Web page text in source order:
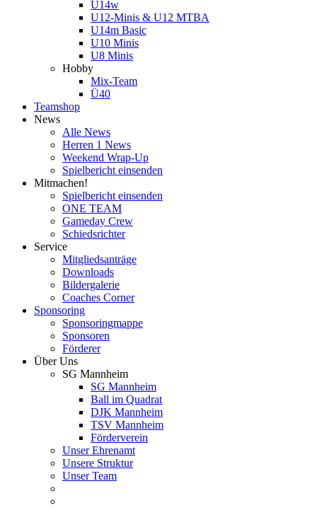
U14w
U12-Minis & U12 MTBA
U14m Basic
U10 Minis
U8 Minis
Hobby
Mix-Team
Ü40
Teamshop
News
Alle News
Herren 1 News
Weekend Wrap-Up
Spielbericht einsenden
Mitmachen!
Spielbericht einsenden
ONE TEAM
Gameday Crew
Schiedsrichter
Service
Mitgliedsanträge
Downloads
Bildergalerie
Coaches Corner
Sponsoring
Sponsoringmappe
Sponsoren
Förderer
Über Uns
SG Mannheim
SG Mannheim
Ball im Quadrat
DJK Mannheim
TSV Mannheim
Förderverein
Unser Ehrenamt
Unsere Struktur
Unser Team